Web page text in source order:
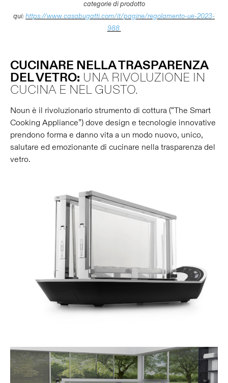
categorie di prodotto
qui:https://www.casabugatti.com/it/pagine/regolamento-ue-2023-
988
CUCINARE NELLA TRASPARENZA
DEL VETRO: UNA RIVOLUZIONE IN
CUCINA E NEL GUSTO.
Noun è il rivoluzionario strumento di cottura (“The Smart
Cooking Appliance”) dove design e tecnologie innovative
prendono forma e danno vita a un modo nuovo, unico,
salutare ed emozionante di cucinare nella trasparenza del
vetro.